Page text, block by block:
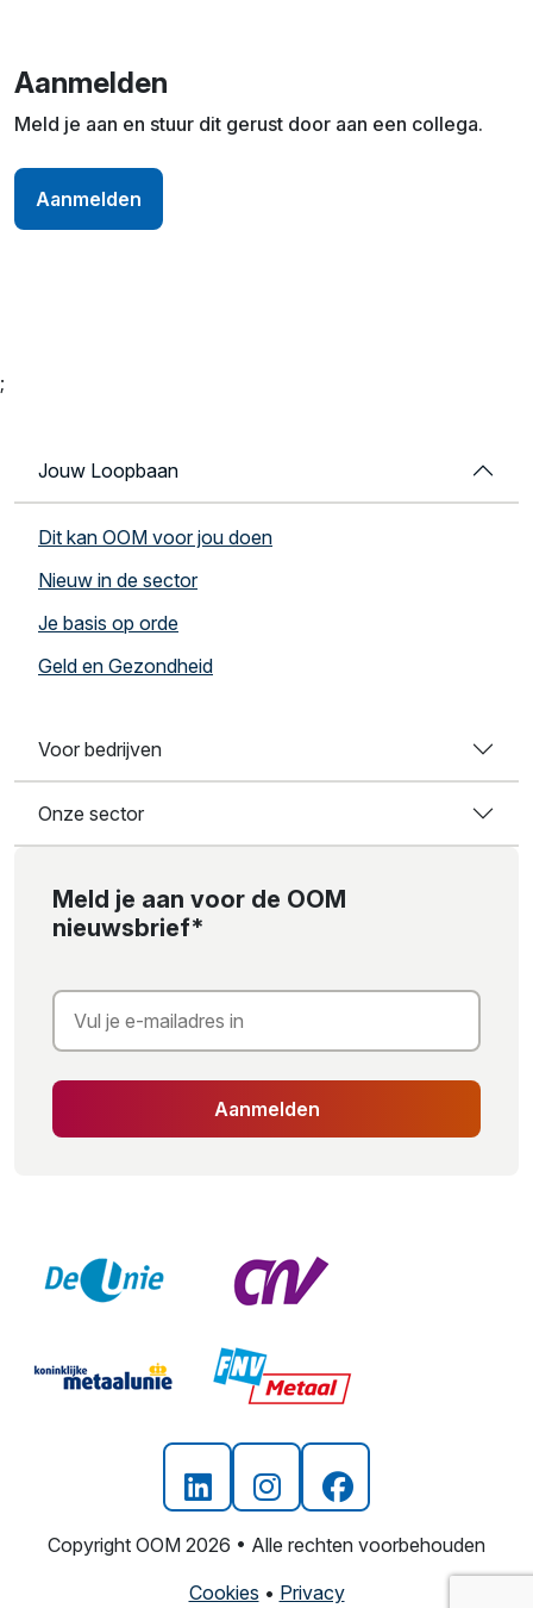
Aanmelden
Meld je aan en stuur dit gerust door aan een collega.
Aanmelden
;
Jouw Loopbaan
Dit kan OOM voor jou doen
Nieuw in de sector
Je basis op orde
Geld en Gezondheid
Voor bedrijven
Onze sector
Meld je aan voor de OOM
nieuwsbrief*
Aanmelden
Copyright OOM 2026 • Alle rechten voorbehouden
Cookies • Privacy